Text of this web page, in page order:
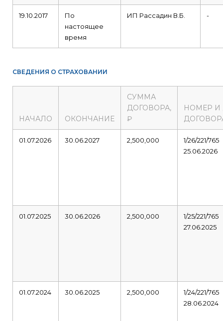
19.10.2017
По
настоящее
время
ИП Рассадин В.Б. -
СВЕДЕНИЯ О СТРАХОВАНИИ
НАЧАЛО ОКОНЧАНИЕ
СУММА
ДОГОВОРА,
₽
НОМЕР И
01.07.2026 30.06.2027 2,500,000
1/26/221/765
25.06.2026
01.07.2025 30.06.2026 2,500,000
1/25/221/765
27.06.2025
01.07.2024 30.06.2025 2,500,000
1/24/221/765
28.06.2024